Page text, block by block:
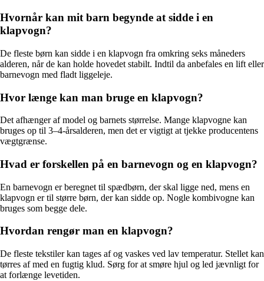
Hvornår kan mit barn begynde at sidde i en
klapvogn?
De fleste børn kan sidde i en klapvogn fra omkring seks måneders
alderen, når de kan holde hovedet stabilt. Indtil da anbefales en lift eller
barnevogn med fladt liggeleje.
Hvor længe kan man bruge en klapvogn?
Det afhænger af model og barnets størrelse. Mange klapvogne kan
bruges op til 3–4-årsalderen, men det er vigtigt at tjekke producentens
vægtgrænse.
Hvad er forskellen på en barnevogn og en klapvogn?
En barnevogn er beregnet til spædbørn, der skal ligge ned, mens en
klapvogn er til større børn, der kan sidde op. Nogle kombivogne kan
bruges som begge dele.
Hvordan rengør man en klapvogn?
De fleste tekstiler kan tages af og vaskes ved lav temperatur. Stellet kan
tørres af med en fugtig klud. Sørg for at smøre hjul og led jævnligt for
at forlænge levetiden.